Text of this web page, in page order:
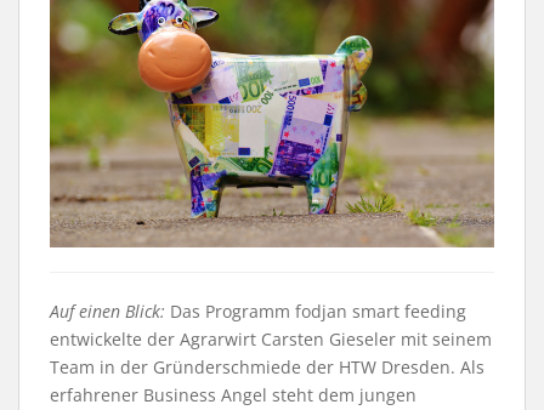
Auf einen Blick: Das Programm fodjan smart feeding
entwickelte der Agrarwirt Carsten Gieseler mit seinem
Team in der Gründerschmiede der HTW Dresden. Als
erfahrener Business Angel steht dem jungen